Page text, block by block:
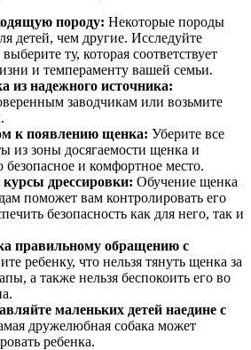
породу: Некоторые породы
детей, чем другие. Исследуйте
ту, которая соответствует
и темпераменту вашей семьи.
из надежного источника:
заводчикам или возьмите
к появлению щенка: Уберите все
из зоны досягаемости щенка и
безопасное и комфортное место.
дрессировки: Обучение щенка
поможет вам контролировать его
безопасность как для него, так и
правильному обращению с
ребенку, что нельзя тянуть щенка за
а также нельзя беспокоить его во
маленьких детей наедине с
дружелюбная собака может
ребенка.